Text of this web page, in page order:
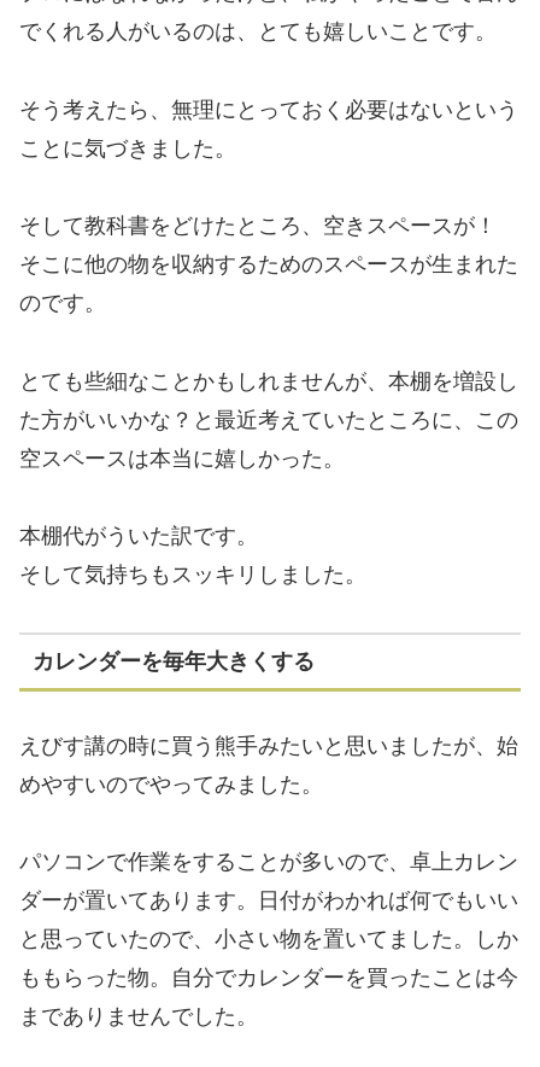
でくれる人がいるのは、とても嬉しいことです。
そう考えたら、無理にとっておく必要はないという
ことに気づきました。
そして教科書をどけたところ、空きスペースが！
そこに他の物を収納するためのスペースが生まれた
のです。
とても些細なことかもしれませんが、本棚を増設し
た方がいいかな？と最近考えていたところに、この
空スペースは本当に嬉しかった。
本棚代がういた訳です。
そして気持ちもスッキリしました。
カレンダーを毎年大きくする
えびす講の時に買う熊手みたいと思いましたが、始
めやすいのでやってみました。
パソコンで作業をすることが多いので、卓上カレン
ダーが置いてあります。日付がわかれば何でもいい
と思っていたので、小さい物を置いてました。しか
ももらった物。自分でカレンダーを買ったことは今
までありませんでした。